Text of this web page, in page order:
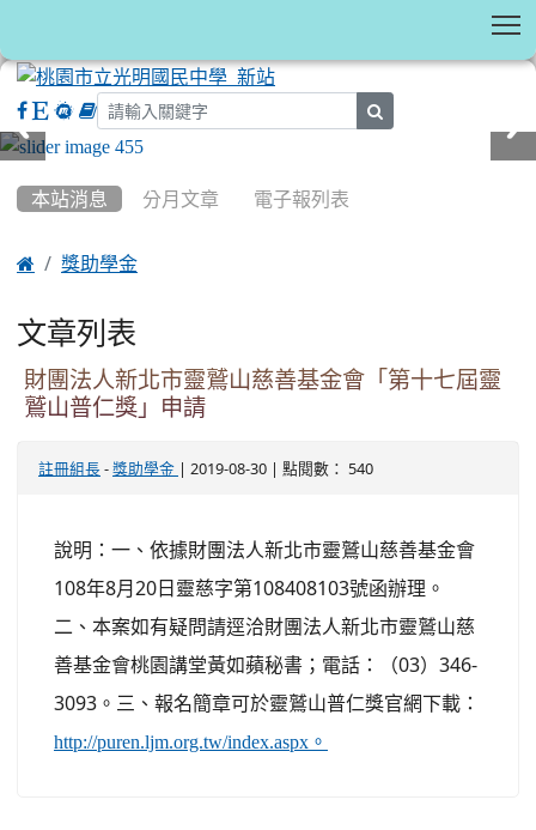
本站消息 分月文章 電子報列表
 獎助學金
文章列表
財團法人新北市靈鷲山慈善基金會「第十七屆靈
鷲山普仁獎」申請
註冊組長 - 獎助學金 | 2019-08-30 | 點閱數： 540
說明：一、依據財團法人新北市靈鷲山慈善基金會
108年8月20日靈慈字第108408103號函辦理。
二、本案如有疑問請逕洽財團法人新北市靈鷲山慈
善基金會桃園講堂黃如蘋秘書；電話：（03）346-
3093。三、報名簡章可於靈鷲山普仁獎官網下載：
http://puren.ljm.org.tw/index.aspx。